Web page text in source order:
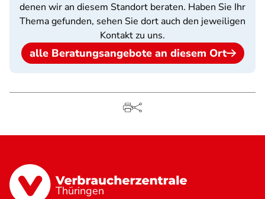
denen wir an diesem Standort beraten. Haben Sie Ihr
Thema gefunden, sehen Sie dort auch den jeweiligen
Kontakt zu uns.
alle Beratungsangebote an diesem Ort
Thüringen